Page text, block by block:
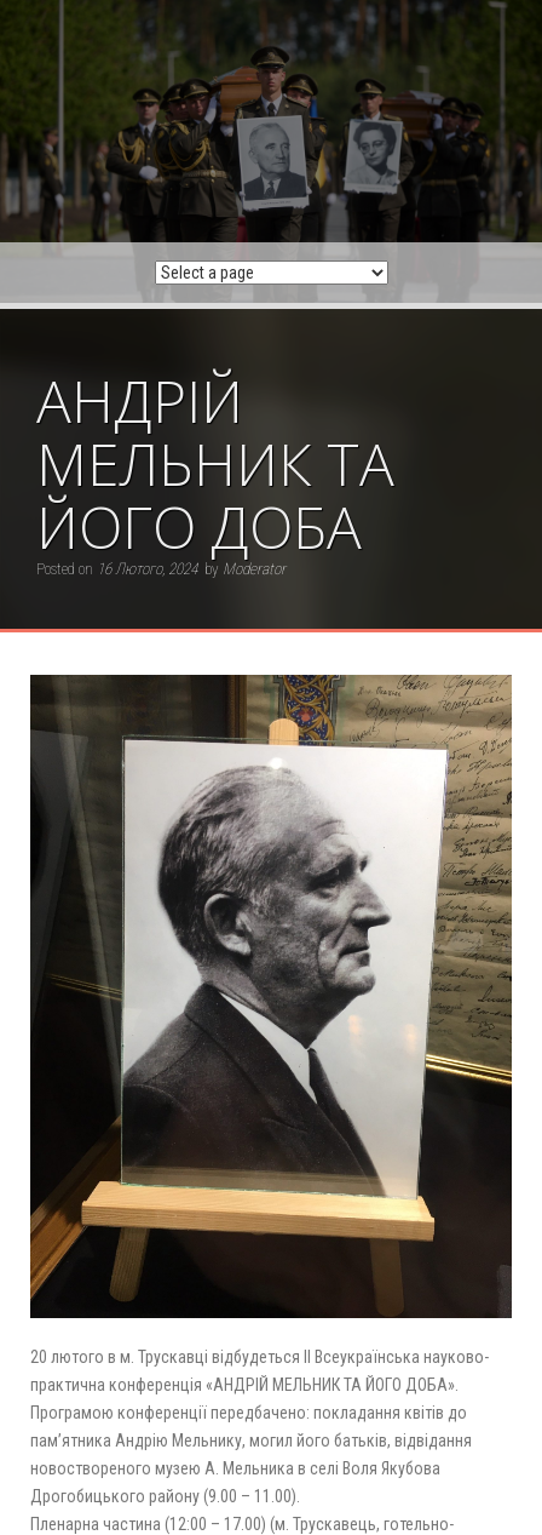
АНДРІЙ
МЕЛЬНИК ТА
ЙОГО ДОБА
Posted on 16 Лютого, 2024 by Moderator
20 лютого в м. Трускавці відбудеться ІІ Всеукраїнська науково-
практична конференція «АНДРІЙ МЕЛЬНИК ТА ЙОГО ДОБА».
Програмою конференції передбачено: покладання квітів до
пам’ятника Андрію Мельнику, могил його батьків, відвідання
новоствореного музею А. Мельника в селі Воля Якубова
Дрогобицького району (9.00 – 11.00).
Пленарна частина (12:00 – 17.00) (м. Трускавець, готельно-